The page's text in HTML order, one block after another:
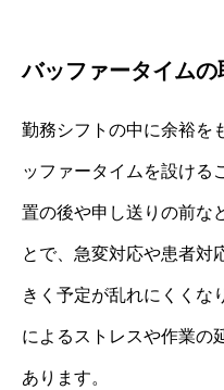
バッファータイムの
勤務シフトの中に余裕を
ッファータイムを設ける
置の後や申し送りの前な
とで、急変対応や患者対
きく予定が乱れにくくな
によるストレスや作業の
あります。